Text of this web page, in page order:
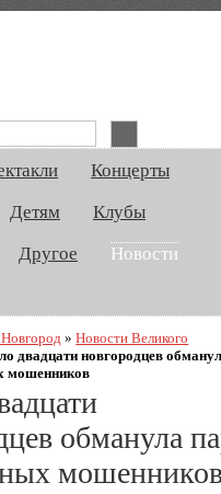
Афиша
Концерты
Детям
Клубы
Другое
Новости
»Новости Великого
двадцати новгородцев
мошенников
обманула